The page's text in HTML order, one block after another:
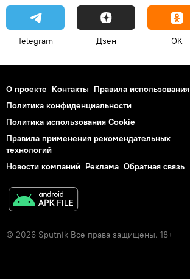
Telegram Дзен OK
О проекте Контакты Правила использования
Политика конфиденциальности
Политика использования Cookie
Правила применения рекомендательных
технологий
Новости компаний Реклама Обратная связь
© 2026 Sputnik Все права защищены. 18+